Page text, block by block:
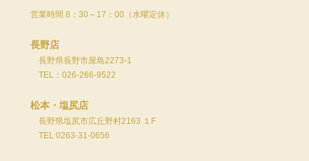
営業時間 8：30～17：00（水曜定休）
長野店
長野県長野市屋島2273-1
TEL：026-266-9522
松本・塩尻店
長野県塩尻市広丘野村2163 １F
TEL 0263-31-0656